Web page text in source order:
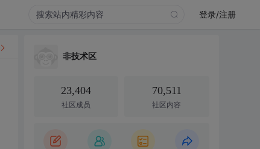
登录/注册
非技术区
23,404
社区成员
70,511
社区内容